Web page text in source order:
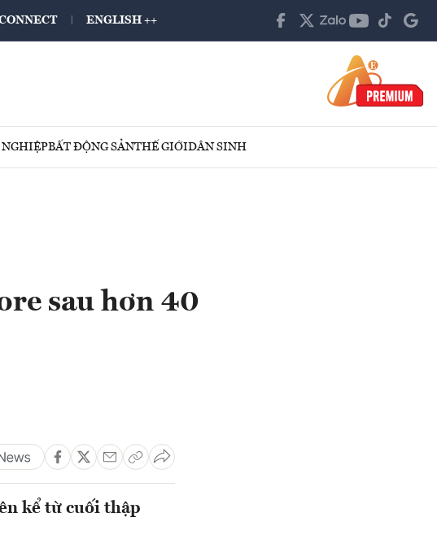
ENGLISH ++
BẤT ĐỘNG SẢNTHẾ GIỚIDÂN SINH
sau hơn 40
kể từ cuối thập